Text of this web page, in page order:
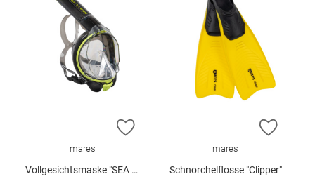
ZUR WUNSCHLISTE HINZUFÜGEN
mares
Vollgesichtsmaske "SEA VU DRY +"
ZUR
mares
Schnorchelflosse "Clipper"